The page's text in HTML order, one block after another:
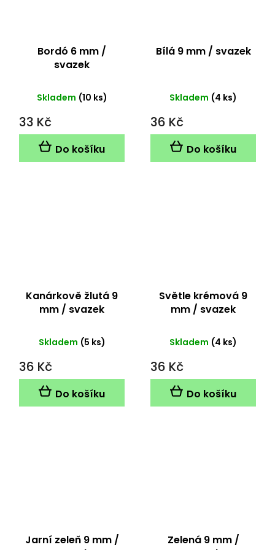
Bordó 6 mm /
svazek
Skladem (10 ks)
33 Kč
Do košíku
Bílá 9 mm / svazek
Skladem (4 ks)
36 Kč
Do košíku
Kanárkově žlutá 9
mm / svazek
Skladem (5 ks)
36 Kč
Do košíku
Světle krémová 9
mm / svazek
Skladem (4 ks)
36 Kč
Do košíku
Jarní zeleň 9 mm /
Zelená 9 mm /